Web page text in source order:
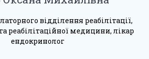
відділення реабілітації,
реабілітаційної медицини, лікар
ендокринолог